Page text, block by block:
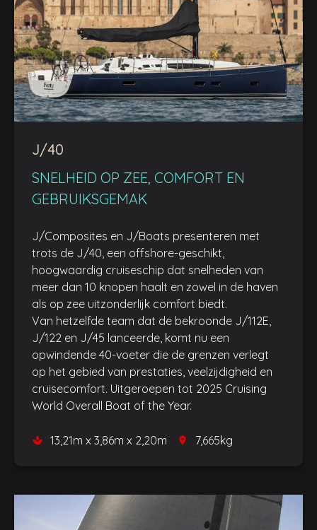
J/40
SNELHEID OP ZEE, COMFORT EN
GEBRUIKSGEMAK
J/Composites en J/Boats presenteren met
trots de J/40, een offshore-geschikt,
hoogwaardig cruiseschip dat snelheden van
meer dan 10 knopen haalt en zowel in de haven
als op zee uitzonderlijk comfort biedt.
Van hetzelfde team dat de bekroonde J/112E,
J/122 en J/45 lanceerde, komt nu een
opwindende 40-voeter die de grenzen verlegt
op het gebied van prestaties, veelzijdigheid en
cruisecomfort. Uitgeroepen tot 2025 Cruising
World Overall Boat of the Year.
space13,21m x 3,86m x 2,20m place 7,665kg